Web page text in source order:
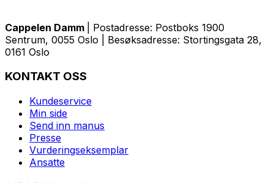
Cappelen Damm
| Postadresse: Postboks 1900
Sentrum, 0055 Oslo | Besøksadresse: Stortingsgata 28,
0161 Oslo
KONTAKT OSS
Kundeservice
Min side
Send inn manus
Presse
Vurderingseksemplar
Ansatte